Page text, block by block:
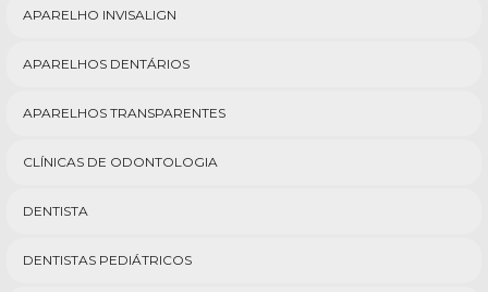
APARELHO INVISALIGN
APARELHOS DENTÁRIOS
APARELHOS TRANSPARENTES
CLÍNICAS DE ODONTOLOGIA
DENTISTA
DENTISTAS PEDIÁTRICOS